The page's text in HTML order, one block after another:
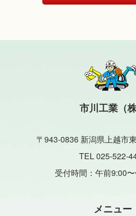
市川工業（株
〒943-0836 新潟県上越市
TEL 025-522-
受付時間：午前9:00
メニュー